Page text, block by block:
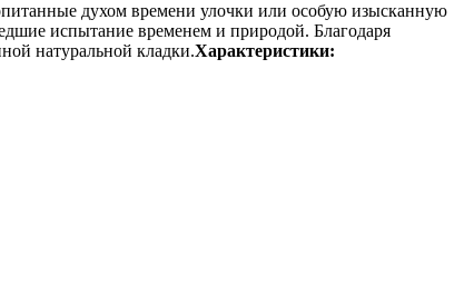
духом времени улочки или особую изысканную
испытание временем и природой. Благодаря
натуральной кладки.Характеристики: